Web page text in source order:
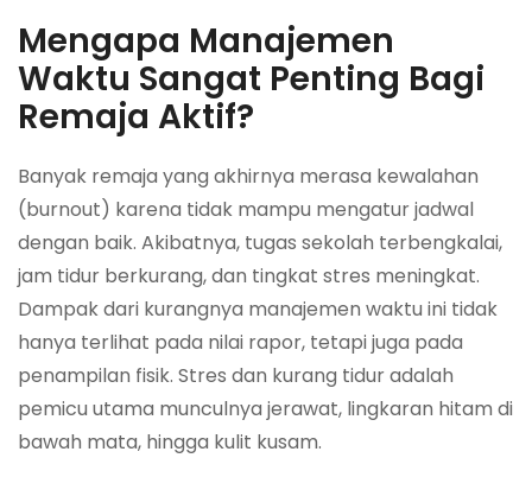
Mengapa Manajemen
Waktu Sangat Penting Bagi
Remaja Aktif?
Banyak remaja yang akhirnya merasa kewalahan
(burnout) karena tidak mampu mengatur jadwal
dengan baik. Akibatnya, tugas sekolah terbengkalai,
jam tidur berkurang, dan tingkat stres meningkat.
Dampak dari kurangnya manajemen waktu ini tidak
hanya terlihat pada nilai rapor, tetapi juga pada
penampilan fisik. Stres dan kurang tidur adalah
pemicu utama munculnya jerawat, lingkaran hitam di
bawah mata, hingga kulit kusam.